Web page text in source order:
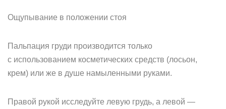
Ощупывание в положении стоя
Пальпация груди производится только
с использованием косметических средств (лосьон,
крем) или же в душе намыленными руками.
Правой рукой исследуйте левую грудь, а левой —